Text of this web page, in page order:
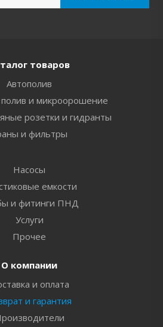
товаров
Автополив
и микроорошение
розетки и гидранты
и фильтры
Насосы
емкости
и фитинги ПНД
Услуги
Прочее
О компании
и оплата
и гарантия